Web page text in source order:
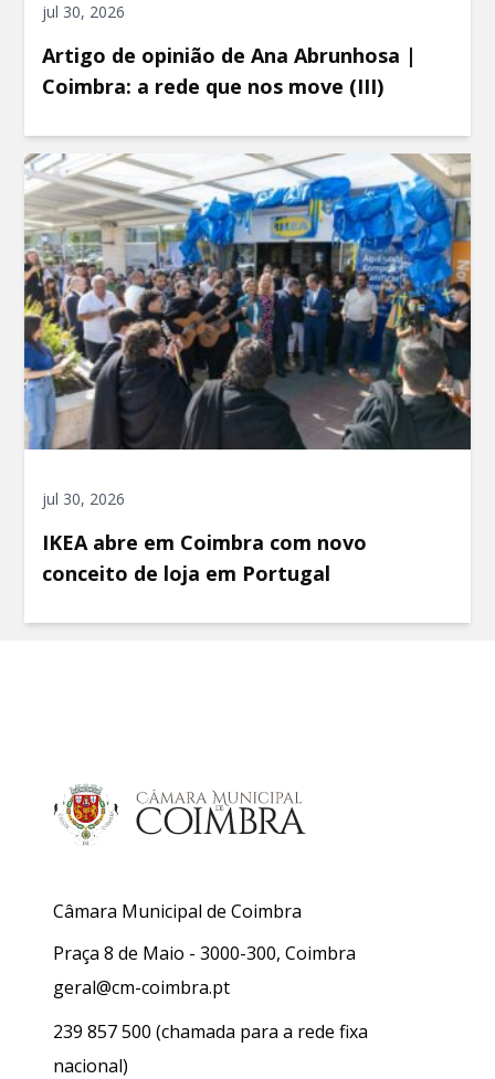
jul 30, 2026
Artigo de opinião de Ana Abrunhosa |
Coimbra: a rede que nos move (III)
jul 30, 2026
IKEA abre em Coimbra com novo
conceito de loja em Portugal
Câmara Municipal de Coimbra
Praça 8 de Maio - 3000-300, Coimbra
geral@cm-coimbra.pt
239 857 500 (chamada para a rede fixa
nacional)